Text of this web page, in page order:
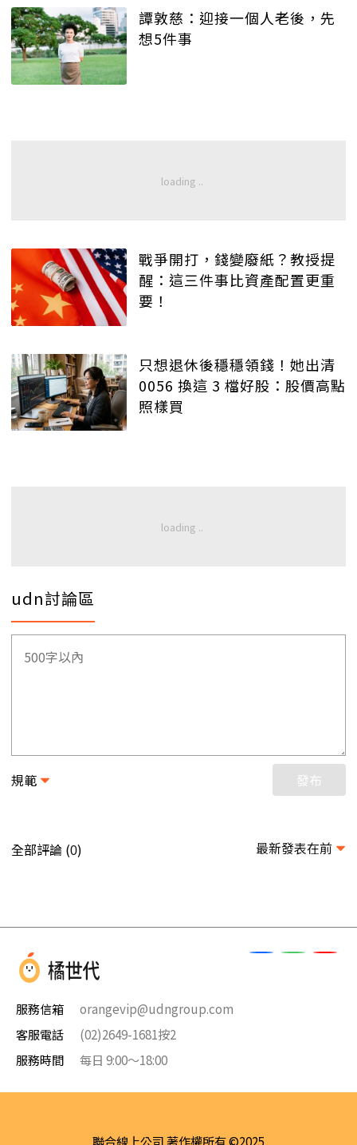
譚敦慈：迎接一個人老後，先
想5件事
戰爭開打，錢變廢紙？教授提
醒：這三件事比資產配置更重
要！
只想退休後穩穩領錢！她出清
0056 換這 3 檔好股：股價高點
照樣買
udn討論區
規範 發布
全部評論 (0) 最新發表在前
服務信箱
orangevip@udngroup.com
客服電話
(02)2649-1681按2
服務時間
每日 9:00～18:00
聯合線上公司 著作權所有 ©2025